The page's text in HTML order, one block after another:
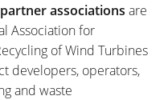
associations are
Association for
of Wind Turbines
developers, operators,
and waste